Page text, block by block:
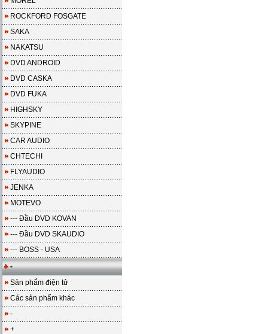
ROCKFORD FOSGATE
SAKA
NAKATSU
DVD ANDROID
DVD CASKA
DVD FUKA
HIGHSKY
SKYPINE
CAR AUDIO
CHTECHI
FLYAUDIO
JENKA
MOTEVO
--- Đầu DVD KOVAN
--- Đầu DVD SKAUDIO
--- BOSS - USA
-
Sản phẩm điện tử
Các sản phẩm khác
-
+